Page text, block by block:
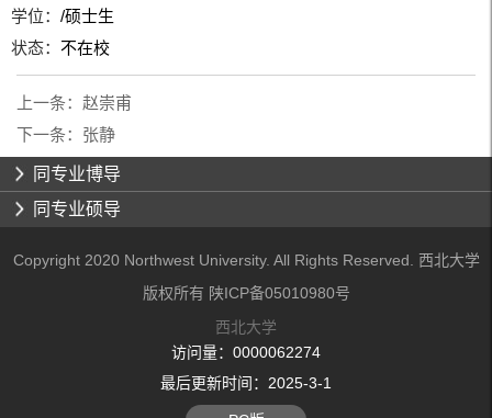
学位：/硕士生
状态：不在校
上一条： 赵崇甫
下一条： 张静
同专业博导
同专业硕导
Copyright 2020 Northwest University. All Rights Reserved. 西北大学
版权所有 陕ICP备05010980号
西北大学
访问量： 0000062274
最后更新时间： 2025-3-1